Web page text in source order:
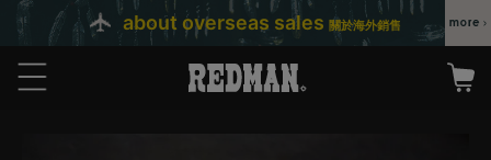
about overseas sales 關於海外銷售